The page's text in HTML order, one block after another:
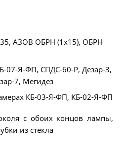
АЗОВ ОБРН (1х15), ОБРН
07-Я-ФП, СПДС-60-Р, Дезар-3,
7, Мегидез
КБ-03-Я-ФП, КБ-02-Я-ФП
с обоих концов лампы,
из стекла